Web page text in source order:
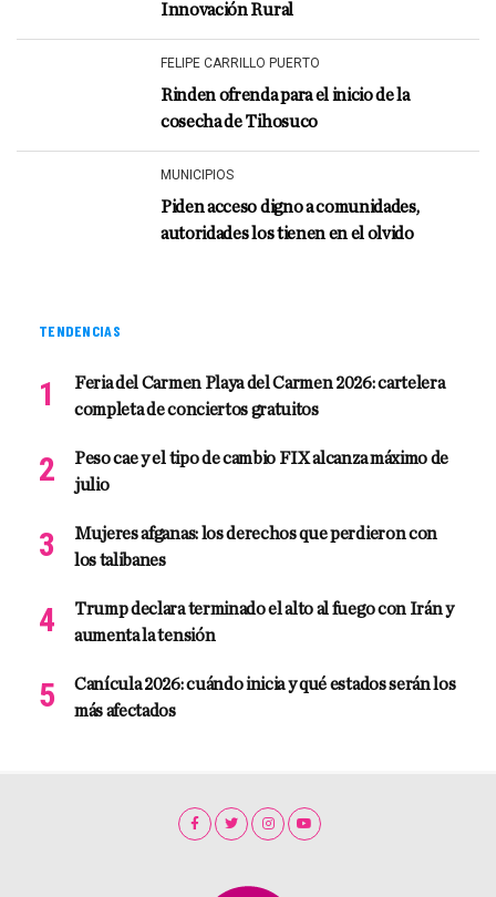
Innovación Rural
FELIPE CARRILLO PUERTO
Rinden ofrenda para el inicio de la
cosecha de Tihosuco
MUNICIPIOS
Piden acceso digno a comunidades,
autoridades los tienen en el olvido
TENDENCIAS
Feria del Carmen Playa del Carmen 2026: cartelera
completa de conciertos gratuitos
Peso cae y el tipo de cambio FIX alcanza máximo de
julio
Mujeres afganas: los derechos que perdieron con
los talibanes
Trump declara terminado el alto al fuego con Irán y
aumenta la tensión
Canícula 2026: cuándo inicia y qué estados serán los
más afectados